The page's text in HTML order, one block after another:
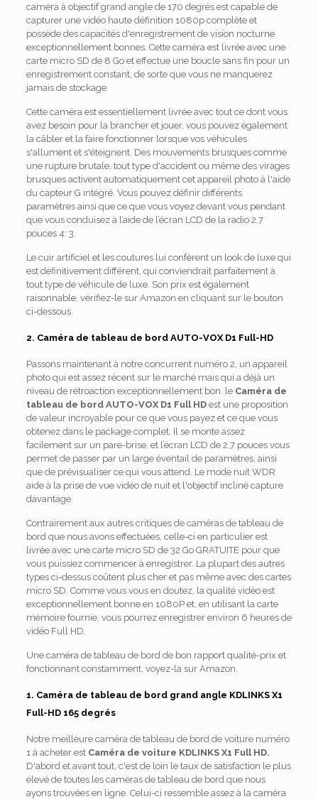
caméra à objectif grand angle de 170 degrés est capable de
capturer une vidéo haute définition 1080p complète et
possède des capacités d'enregistrement de vision nocturne
exceptionnellement bonnes. Cette caméra est livrée avec une
carte micro SD de 8 Go et effectue une boucle sans fin pour un
enregistrement constant, de sorte que vous ne manquerez
jamais de stockage.
Cette caméra est essentiellement livrée avec tout ce dont vous
avez besoin pour la brancher et jouer, vous pouvez également
la câbler et la faire fonctionner lorsque vos véhicules
s'allument et s'éteignent. Des mouvements brusques comme
une rupture brutale, tout type d'accident ou même des virages
brusques activent automatiquement cet appareil photo à l'aide
du capteur G intégré. Vous pouvez définir différents
paramètres ainsi que ce que vous voyez devant vous pendant
que vous conduisez à l’aide de l’écran LCD de la radio 2,7
pouces 4: 3.
Le cuir artificiel et les coutures lui confèrent un look de luxe qui
est définitivement différent, qui conviendrait parfaitement à
tout type de véhicule de luxe. Son prix est également
raisonnable, vérifiez-le sur Amazon en cliquant sur le bouton
ci-dessous.
2. Caméra de tableau de bord AUTO-VOX D1 Full-HD
Passons maintenant à notre concurrent numéro 2, un appareil
photo qui est assez récent sur le marché mais qui a déjà un
niveau de rétroaction exceptionnellement bon. le Caméra de
tableau de bord AUTO-VOX D1 Full HDest une proposition
de valeur incroyable pour ce que vous payez et ce que vous
obtenez dans le package complet. Il se monte assez
facilement sur un pare-brise, et l’écran LCD de 2,7 pouces vous
permet de passer par un large éventail de paramètres, ainsi
que de prévisualiser ce qui vous attend. Le mode nuit WDR
aide à la prise de vue vidéo de nuit et l'objectif incliné capture
davantage.
Contrairement aux autres critiques de caméras de tableau de
bord que nous avons effectuées, celle-ci en particulier est
livrée avec une carte micro SD de 32 Go GRATUITE pour que
vous puissiez commencer à enregistrer. La plupart des autres
types ci-dessus coûtent plus cher et pas même avec des cartes
micro SD. Comme vous vous en doutez, la qualité vidéo est
exceptionnellement bonne en 1080P et, en utilisant la carte
mémoire fournie, vous pourrez enregistrer environ 6 heures de
vidéo Full HD.
Une caméra de tableau de bord de bon rapport qualité-prix et
fonctionnant constamment, voyez-la sur Amazon.
1. Caméra de tableau de bord grand angle KDLINKS X1
Full-HD 165 degrés
Notre meilleure caméra de tableau de bord de voiture numéro
1 à acheter est Caméra de voiture KDLINKS X1 Full HD.
D'abord et avant tout, c'est de loin le taux de satisfaction le plus
élevé de toutes les caméras de tableau de bord que nous
ayons trouvées en ligne. Celui-ci ressemble assez à la caméra